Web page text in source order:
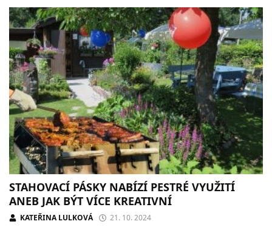
STAHOVACÍ PÁSKY NABÍZÍ PESTRÉ VYUŽITÍ
ANEB JAK BÝT VÍCE KREATIVNÍ
KATEŘINA LULKOVÁ 21. 10. 2024